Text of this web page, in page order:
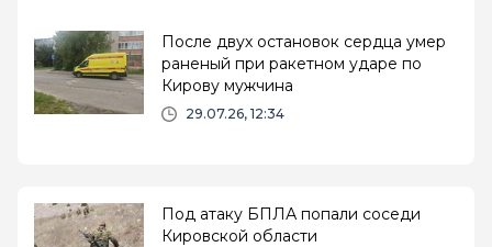
После двух остановок сердца умер
раненый при ракетном ударе по
Кирову мужчина
29.07.26, 12:34
Под атаку БПЛА попали соседи
Кировской области